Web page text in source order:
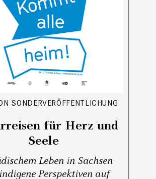
SONDERVERÖFFENTLICHUNG
für Herz und
Seele
Leben in Sachsen
Perspektiven auf